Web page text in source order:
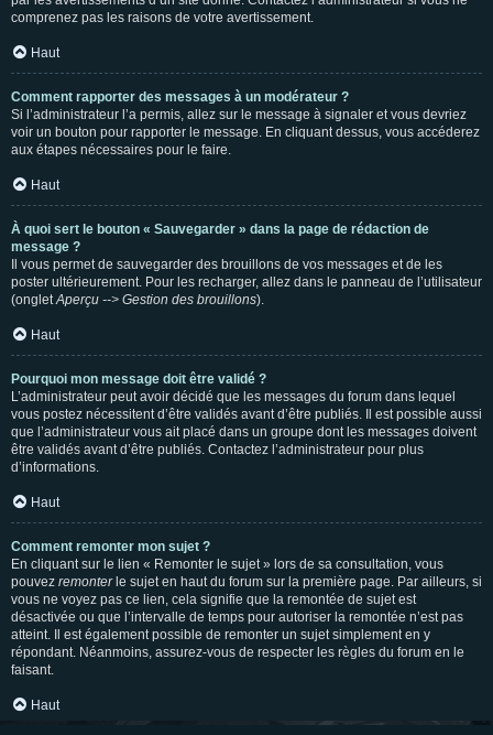
comprenez pas les raisons de votre avertissement.
Haut
Comment rapporter des messages à un modérateur ?
Si l’administrateur l’a permis, allez sur le message à signaler et vous devriez
voir un bouton pour rapporter le message. En cliquant dessus, vous accéderez
aux étapes nécessaires pour le faire.
Haut
À quoi sert le bouton « Sauvegarder » dans la page de rédaction de
message ?
Il vous permet de sauvegarder des brouillons de vos messages et de les
poster ultérieurement. Pour les recharger, allez dans le panneau de l’utilisateur
(ongletAperçu --> Gestion des brouillons).
Haut
Pourquoi mon message doit être validé ?
L’administrateur peut avoir décidé que les messages du forum dans lequel
vous postez nécessitent d’être validés avant d’être publiés. Il est possible aussi
que l’administrateur vous ait placé dans un groupe dont les messages doivent
être validés avant d’être publiés. Contactez l’administrateur pour plus
d’informations.
Haut
Comment remonter mon sujet ?
En cliquant sur le lien « Remonter le sujet » lors de sa consultation, vous
pouvez remonterle sujet en haut du forum sur la première page. Par ailleurs, si
vous ne voyez pas ce lien, cela signifie que la remontée de sujet est
désactivée ou que l’intervalle de temps pour autoriser la remontée n’est pas
atteint. Il est également possible de remonter un sujet simplement en y
répondant. Néanmoins, assurez-vous de respecter les règles du forum en le
faisant.
Haut